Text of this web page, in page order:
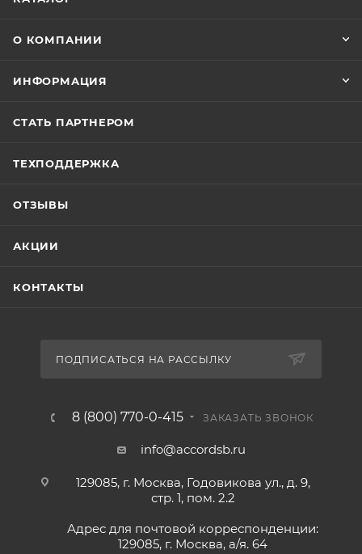
О КОМПАНИИ
ИНФОРМАЦИЯ
СТАТЬ ПАРТНЕРОМ
ТЕХПОДДЕРЖКА
ОТЗЫВЫ
АКЦИИ
КОНТАКТЫ
ПОДПИСАТЬСЯ НА РАССЫЛКУ
8 (800) 770-0-415 ЗАКАЗАТЬ ЗВОНОК
info@accordsb.ru
129085, г. Москва, Годовикова ул., д. 9,
стр. 1, пом. 2.2
Адрес для почтовой корреспонденции:
129085, г. Москва, а/я. 64